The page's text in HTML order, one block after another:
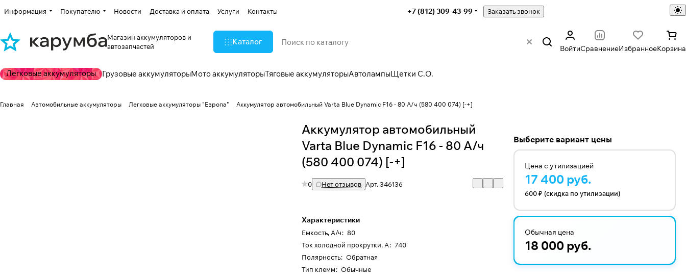
Информация Покупателю Новости Доставка и оплата Услуги Контакты +7 (812) 309-43-99 Заказать звонок
Магазин аккумуляторов и
автозапчастей
Каталог
ВойтиСравнениеИзбранноеКорзина
Легковые аккумуляторы Грузовые аккумуляторыМото аккумуляторыТяговые аккумуляторыАвтолампыЩетки С.О.
Главная Автомобильные аккумуляторы Легковые аккумуляторы "Европа" Аккумулятор автомобильный Varta Blue Dynamic F16 - 80 А/ч (580 400 074) [-+]
Аккумулятор автомобильный
Varta Blue Dynamic F16 - 80 А/ч
(580 400 074) [-+]
0 Нет отзывов Арт.346136
Характеристики
Емкость, А/ч: 80
Ток холодной прокрутки, А: 740
Полярность: Обратная
Тип клемм: Обычные
Выберите вариант цены
Цена с утилизацией
17 400 руб.
600 ₽ (скидка по утилизации)
Обычная цена
18 000 руб.